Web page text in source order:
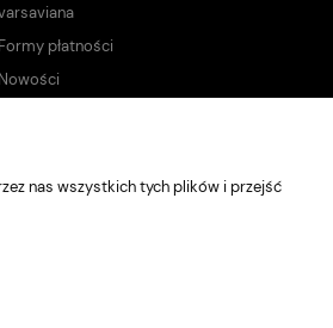
Formy płatności
Nowości
nas wszystkich tych plików i przejść